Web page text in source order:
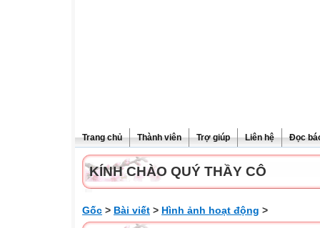
Trang chủ Thành viên Trợ giúp Liên hệ Đọc
KÍNH CHÀO QUÝ THẦY CÔ
Gốc > Bài viết > Hình ảnh hoạt động >